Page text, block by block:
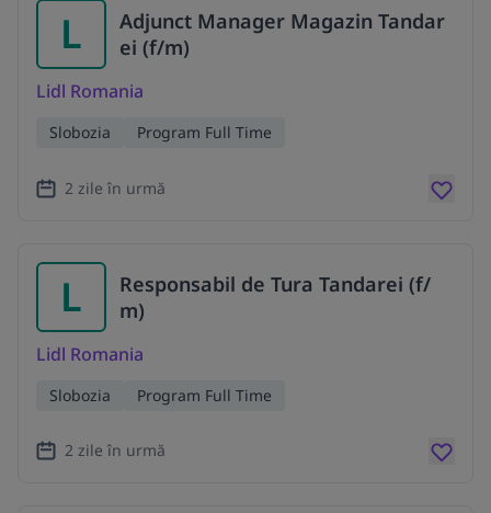
L
Adjunct Manager Magazin Tandar
ei (f/m)
Lidl Romania
Slobozia Program Full Time
2 zile în urmă
L
Responsabil de Tura Tandarei (f/
m)
Lidl Romania
Slobozia Program Full Time
2 zile în urmă